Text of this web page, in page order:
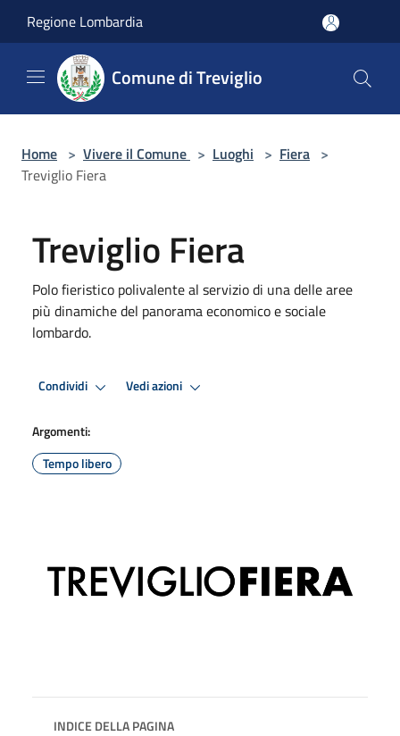
Regione Lombardia
Comune di Treviglio
Home > Vivere il Comune > Luoghi > Fiera >
Treviglio Fiera
Treviglio Fiera
Polo fieristico polivalente al servizio di una delle aree
più dinamiche del panorama economico e sociale
lombardo.
Condividi Vedi azioni
Argomenti:
Tempo libero
INDICE DELLA PAGINA